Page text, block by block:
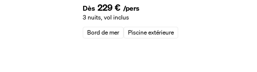
Dès 229 € /pers
3 nuits, vol inclus
Bord de mer Piscine extérieure